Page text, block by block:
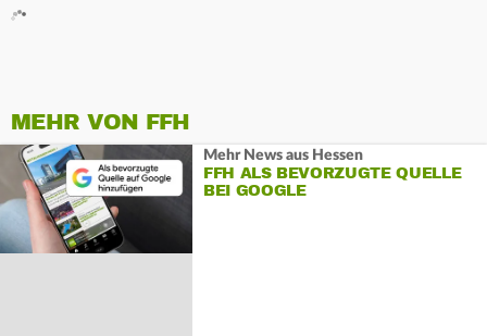
MEHR VON FFH
Mehr News aus Hessen
FFH ALS BEVORZUGTE QUELLE
BEI GOOGLE